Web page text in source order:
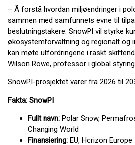
– Å forstå hvordan miljøendringer i
sammen med samfunnets evne til
beslutningstakere. SnowPI vil styrke
økosystemforvaltning og regionalt og
kan møte utfordringene i raskt
Wilson Rowe, professor i global styring
SnowPI-prosjektet varer fra 2026 til
Fakta: SnowPI
Fullt navn: Polar Snow,
Changing World
Finansiering: EU, Horizon Europe